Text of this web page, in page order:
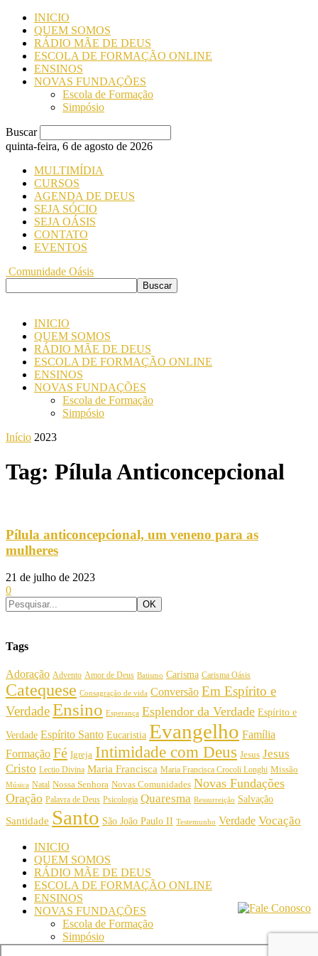
INICIO
QUEM SOMOS
RÁDIO MÃE DE DEUS
ESCOLA DE FORMAÇÃO ONLINE
ENSINOS
NOVAS FUNDAÇÕES
Escola de Formação
Simpósio
Buscar
quinta-feira, 6 de agosto de 2026
MULTIMÍDIA
CURSOS
AGENDA DE DEUS
SEJA SÓCIO
SEJA OÁSIS
CONTATO
EVENTOS
Comunidade Oásis
INICIO
QUEM SOMOS
RÁDIO MÃE DE DEUS
ESCOLA DE FORMAÇÃO ONLINE
ENSINOS
NOVAS FUNDAÇÕES
Escola de Formação
Simpósio
Início 2023
Tag: Pílula Anticoncepcional
Pílula anticoncepcional, um veneno para as
mulheres
21 de julho de 2023
0
Tags
Adoração Advento Amor de Deus Batismo Carisma Carisma Oásis
Catequese Consagração de vida Conversão Em Espírito e
VerdadeEnsino Esperança Esplendor da Verdade Espírito e
Verdade Espírito Santo Eucaristia Evangelho Família
Formação Fé Igreja Intimidade com Deus Jesus Jesus
Cristo Lectio Divina Maria Francisca Maria Francisca Crocoli Longhi Missão
Música Natal Nossa Senhora Novas Comunidades Novas Fundações
Oração Palavra de Deus Psicologia Quaresma Ressurreição Salvação
Santidade Santo São João Paulo II Testemunho Verdade Vocação
INICIO
QUEM SOMOS
RÁDIO MÃE DE DEUS
ESCOLA DE FORMAÇÃO ONLINE
ENSINOS
NOVAS FUNDAÇÕES
Escola de Formação
Simpósio